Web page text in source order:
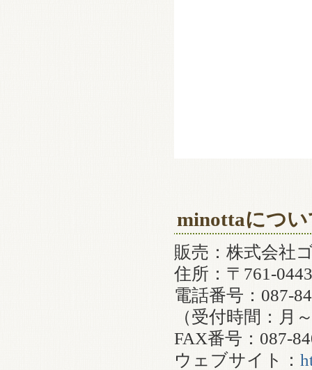
minottaにつ
販売：株式会社
住所：〒761-
電話番号：087-
（受付時間：
FAX番号：087-
ウェブサイト：